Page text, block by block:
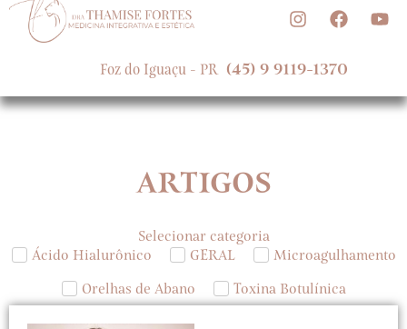
Foz do Iguaçu - PR (45) 9 9119-1370
ARTIGOS
Selecionar categoria
Ácido Hialurônico
GERAL
Microagulhamento
Orelhas de Abano
Toxina Botulínica